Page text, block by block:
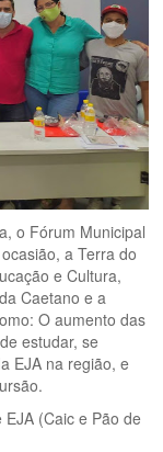
o Fórum Municipal
a Terra do
e Cultura,
Caetano e a
O aumento das
estudar, se
EJA na região, e
(Caic e Pão de